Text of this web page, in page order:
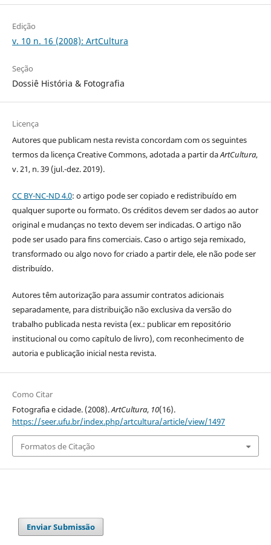
Edição
v. 10 n. 16 (2008): ArtCultura
Seção
Dossiê História & Fotografia
Licença
Autores que publicam nesta revista concordam com os seguintes
termos da licença Creative Commons, adotada a partir daArtCultura,
v. 21, n. 39 (jul.-dez. 2019).
CC BY-NC-ND 4.0: o artigo pode ser copiado e redistribuído em
qualquer suporte ou formato. Os créditos devem ser dados ao autor
original e mudanças no texto devem ser indicadas. O artigo não
pode ser usado para fins comerciais. Caso o artigo seja remixado,
transformado ou algo novo for criado a partir dele, ele não pode ser
distribuído.
Autores têm autorização para assumir contratos adicionais
separadamente, para distribuição não exclusiva da versão do
trabalho publicada nesta revista (ex.: publicar em repositório
institucional ou como capítulo de livro), com reconhecimento de
autoria e publicação inicial nesta revista.
Como Citar
Fotografia e cidade. (2008).ArtCultura, 10(16).
https://seer.ufu.br/index.php/artcultura/article/view/1497
Formatos de Citação
Enviar Submissão